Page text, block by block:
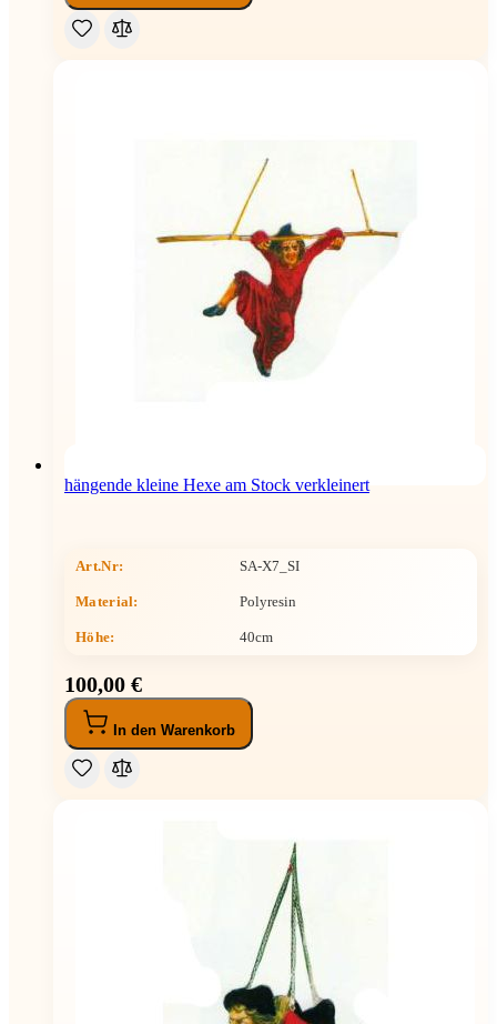
hängende kleine Hexe am Stock verkleinert
Art.Nr: SA-X7_SI
Material: Polyresin
Höhe: 40cm
100,00 €
In den Warenkorb